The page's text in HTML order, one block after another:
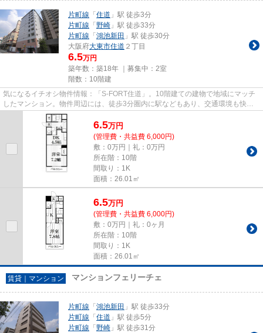
片町線 「 住道 」駅 徒歩3分
片町線 「 野崎 」駅 徒歩33分
片町線 「 鴻池新田 」駅 徒歩30分
大阪府大東市住道 ２丁目
6.5万円
築年数：築18年 ｜募集中： 2室
階数：10階建
気になるイチオシ物件情報：「S-FORT住道」。10階建ての建物で地域にマッチ
したマンション。物件周辺には、徒歩3分圏内に駅などもあり、交通環境も快適
です。設備良し・外観良しのイチ...
6.5万円
(管理費・共益費 6,000円)
敷：0万円｜礼：0万円
所在階：10階
間取り：1K
面積：26.01㎡
6.5万円
(管理費・共益費 6,000円)
敷：0万円｜礼：0ヶ月
所在階：10階
間取り：1K
面積：26.01㎡
賃貸｜マンション マンションフェリーチェ
片町線 「 鴻池新田 」駅 徒歩33分
片町線 「 住道 」駅 徒歩5分
片町線 「 野崎 」駅 徒歩31分